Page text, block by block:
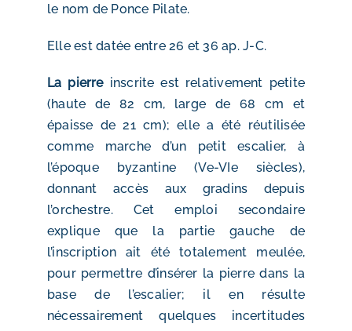
le nom de Ponce Pilate.
Elle est datée entre 26 et 36 ap. J-C.
La pierreinscrite est relativement petite
(haute de 82 cm, large de 68 cm et
épaisse de 21 cm); elle a été réutilisée
comme marche d’un petit escalier, à
l’époque byzantine (Ve-VIe siècles),
donnant accès aux gradins depuis
l’orchestre. Cet emploi secondaire
explique que la partie gauche de
l’inscription ait été totalement meulée,
pour permettre d’insérer la pierre dans la
base de l’escalier; il en résulte
nécessairement quelques incertitudes